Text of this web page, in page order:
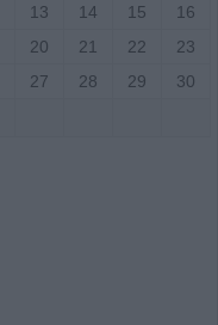
13 14 15
16
20 21 22
23
27 28 29
30